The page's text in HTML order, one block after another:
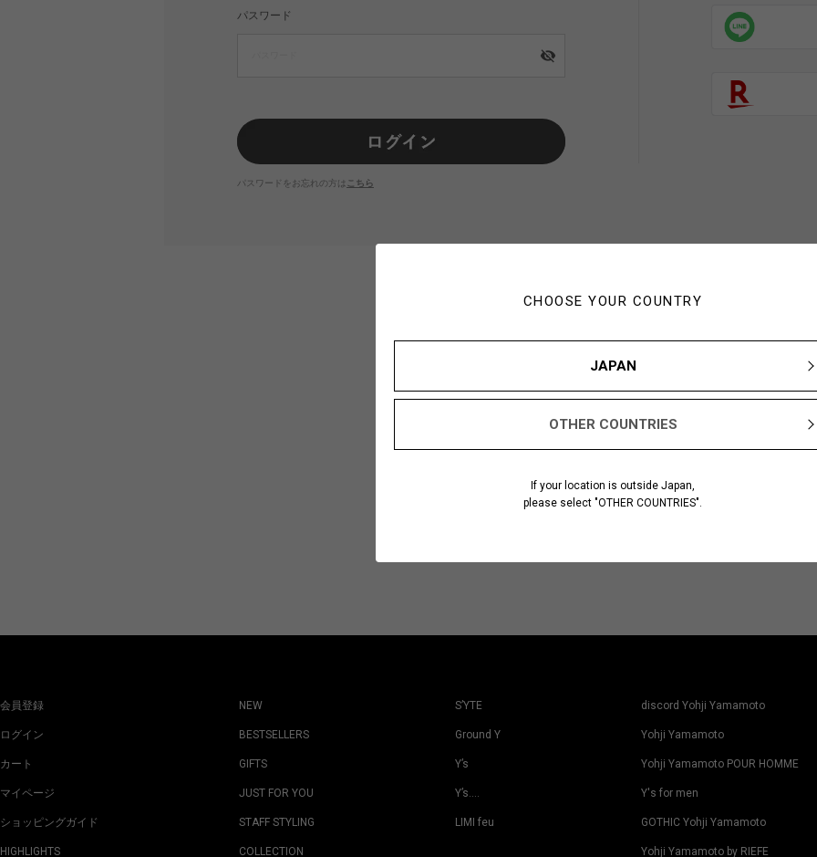
CHOOSE YOUR COUNTRY
JAPAN
OTHER COUNTRIES
If your location is outside Japan,
please select "OTHER COUNTRIES".
パスワード
visibility_off
パスワードをお忘れの方は こちら
初めてご利用の方・会員以
会員登録
ログイン
カート
マイページ
ショッピングガイド
HIGHLIGHTS
NEW
BESTSELLERS
GIFTS
JUST FOR YOU
STAFF STYLING
COLLECTION
S’YTE
Ground Y
Y’s
Y’s….
LIMI feu
discord Yohji Yamamoto
Yohji Yamamoto
Yohji Yamamoto POUR HOMME
Y's for men
GOTHIC Yohji Yamamoto
Yohji Yamamoto by RIEFE